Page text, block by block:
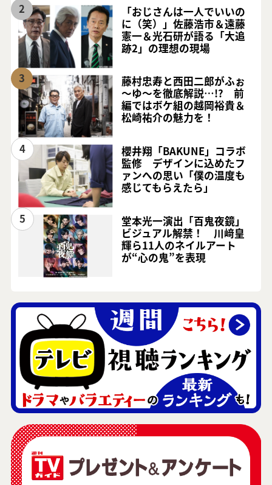
2
「おじさんは一人でいいの
に（笑）」佐藤浩市＆遠藤
憲一＆光石研が語る「大追
跡2」の理想の現場
3
藤村忠寿と西田二郎がふぉ
～ゆ～を徹底解説…!? 前
編ではボケ組の越岡裕貴＆
松崎祐介の魅力を！
4
櫻井翔「BAKUNE」コラボ
監修 デザインに込めたフ
ァンへの思い「僕の温度も
感じてもらえたら」
5
堂本光一演出「百鬼夜鏡」
ビジュアル解禁！ 川﨑皇
輝ら11人のネイルアート
が“心の鬼”を表現